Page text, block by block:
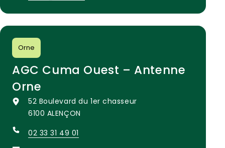
Orne
AGC Cuma Ouest – Antenne
Orne
52 Boulevard du 1er chasseur
6100 ALENÇON
02 33 31 49 01